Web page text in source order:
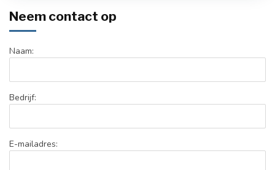
Neem contact op
Naam:
Bedrijf:
E-mailadres: